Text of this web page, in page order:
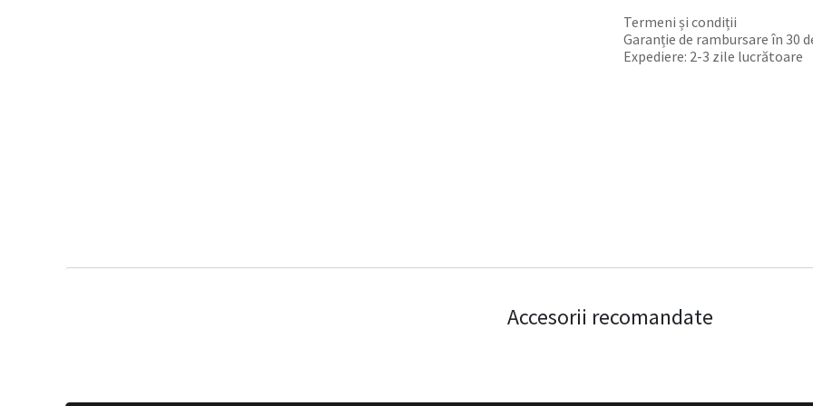
Termeni și condiții
Garanție de rambursare în 30
Expediere: 2-3 zile lucrătoare
Accesorii recomandate